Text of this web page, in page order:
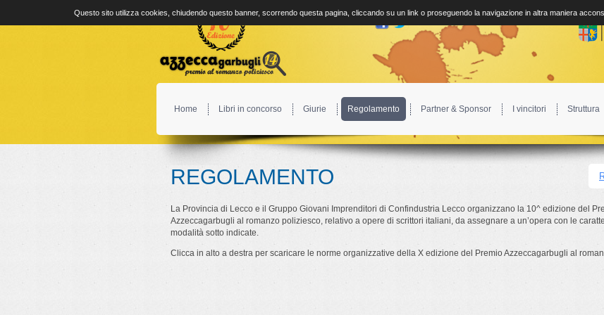
Home Libri in concorso Giurie Regolamento Partner & Sponsor I vincitori Struttura
REGOLAMENTO
La Provincia di Lecco e il Gruppo Giovani Imprenditori di Confindustria Lecco organizzano la 10^ edizione del
Azzeccagarbugli al romanzo poliziesco, relativo a opere di scrittori italiani, da assegnare a un’opera con le
modalità sotto indicate.
Clicca in alto a destra per scaricare le norme organizzative della X edizione del Premio Azzeccagarbugli al
Questo sito utilizza cookies, chiudendo questo banner, scorrendo questa pagina, cliccando su un link o proseguendo la navigazione in altra maniera